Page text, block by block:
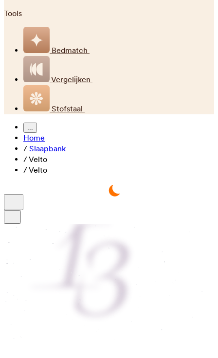
Tools
Bedmatch
Vergelijken
Stofstaal
...
Home
/ Slaapbank
/Velto
/Velto